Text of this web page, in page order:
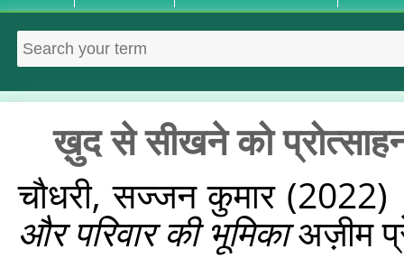
ख़ुद से सीखने को
चौधरी, सज्‍जन कुमार(2022)
और परिवार की भूमिकाअज़ीम